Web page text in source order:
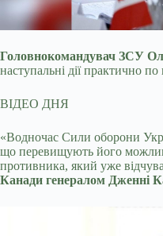
Головнокомандувач ЗСУ
наступальні дії практично по
ВІДЕО ДНЯ
«Водночас Сили оборони
що перевищують його
противника, який уже
Канади генералом Дженні